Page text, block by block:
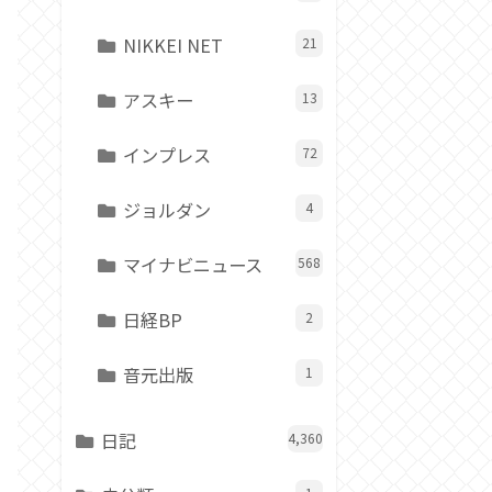
NIKKEI NET 21
アスキー 13
インプレス 72
ジョルダン 4
マイナビニュース 568
日経BP 2
音元出版 1
日記 4,360